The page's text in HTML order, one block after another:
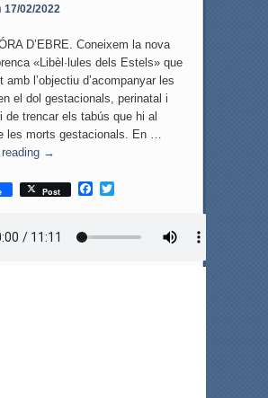
17/02/2022
D’EBRE. Coneixem la nova
«Libèl·lules dels Estels» que
amb l’objectiu d’acompanyar les
el dol gestacionals, perinatal i
de trencar els tabús que hi al
les morts gestacionals. En …
→
Post
F
T